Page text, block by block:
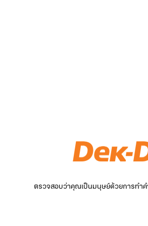
ตรวจสอบว่าคุณเป็นมนุษย์ด้วยการทำค